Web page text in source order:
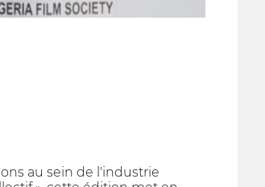
au sein de l'industrie